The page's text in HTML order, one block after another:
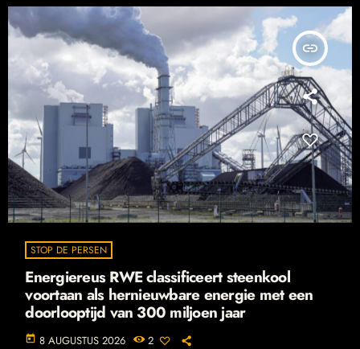
insert_link
STOP DE PERSEN
Energiereus RWE classificeert steenkool
voortaan als hernieuwbare energie met een
doorlooptijd van 300 miljoen jaar
today 8 AUGUSTUS 2026 2